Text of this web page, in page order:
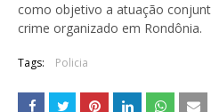
como objetivo a atuação
crime organizado em Rondônia.
Tags: Policia